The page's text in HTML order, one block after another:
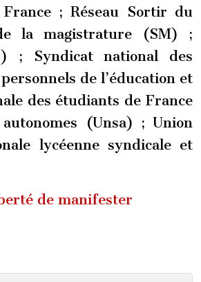
; Réseau Sortir du
la magistrature (SM) ;
; Syndicat national des
de l’éducation et
des étudiants de France
(Unsa) ; Union
lycéenne syndicale et
de manifester